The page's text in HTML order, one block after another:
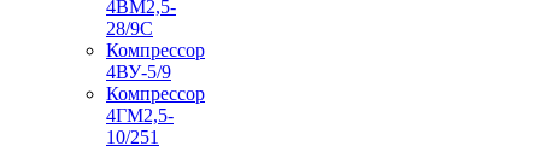
4ВМ2,5-
28/9С
Компрессор
4ВУ-5/9
Компрессор
4ГМ2,5-
10/251